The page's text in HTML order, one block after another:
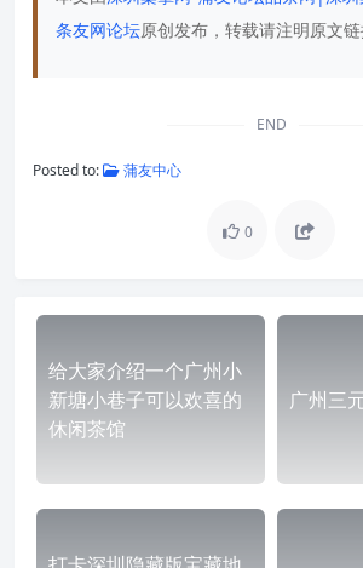
条友网论坛原创发布，转载请注明原文链
END
Posted to: 蒲友中心
0
给大家介绍一个广州小
新塘小巷子可以欢喜的
休闲茶馆
广州三